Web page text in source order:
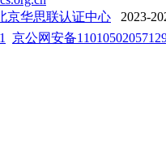
京华思联认证中心 2023-
京公网安备